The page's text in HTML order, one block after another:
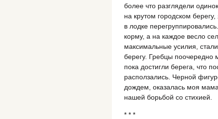
более что разглядели
на крутом городском
в лодке
корму, а на каждое весло
максимальные усилия,
берегу. Гребцы поочередно
пока достигли берега, что
расползались. Черной
дождем, оказалась моя
нашей борьбой со стихией.
* * *